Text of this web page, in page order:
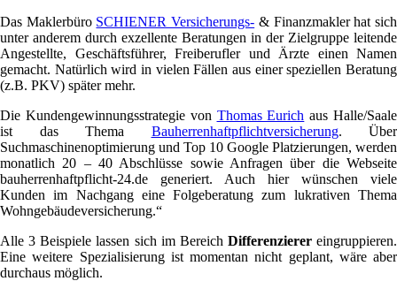
Das Maklerbüro SCHIENER Versicherungs- & Finanzmakler hat sich
unter anderem durch exzellente Beratungen in der Zielgruppe leitende
Angestellte, Geschäftsführer, Freiberufler und Ärzte einen Namen
gemacht. Natürlich wird in vielen Fällen aus einer speziellen Beratung
(z.B. PKV) später mehr.
Die Kundengewinnungsstrategie von Thomas Eurich aus Halle/Saale
ist das Thema Bauherrenhaftpflichtversicherung. Über
Suchmaschinenoptimierung und Top 10 Google Platzierungen, werden
monatlich 20 – 40 Abschlüsse sowie Anfragen über die Webseite
bauherrenhaftpflicht-24.de generiert. Auch hier wünschen viele
Kunden im Nachgang eine Folgeberatung zum lukrativen Thema
Wohngebäudeversicherung.“
Alle 3 Beispiele lassen sich im Bereich Differenzierereingruppieren.
Eine weitere Spezialisierung ist momentan nicht geplant, wäre aber
durchaus möglich.